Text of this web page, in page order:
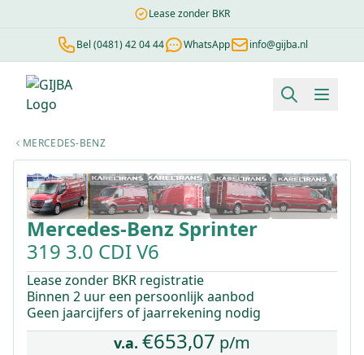
Lease zonder BKR
Bel (0481) 42 04 44 WhatsApp info@gijba.nl
Financial lease berekenen
MERCEDES-BENZ
Mercedes-BenzSprinter
319 3.0 CDI V6
Lease zonder BKR registratie
Binnen 2 uur een persoonlijk aanbod
Geen jaarcijfers of jaarrekening nodig
v.a. €653,07 p/m